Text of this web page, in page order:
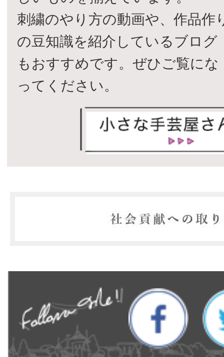
刺繍のやり方の動画や、作品作
の豆知識を紹介しているブログ
もおすすめです。ぜひご覧にな
ってください。